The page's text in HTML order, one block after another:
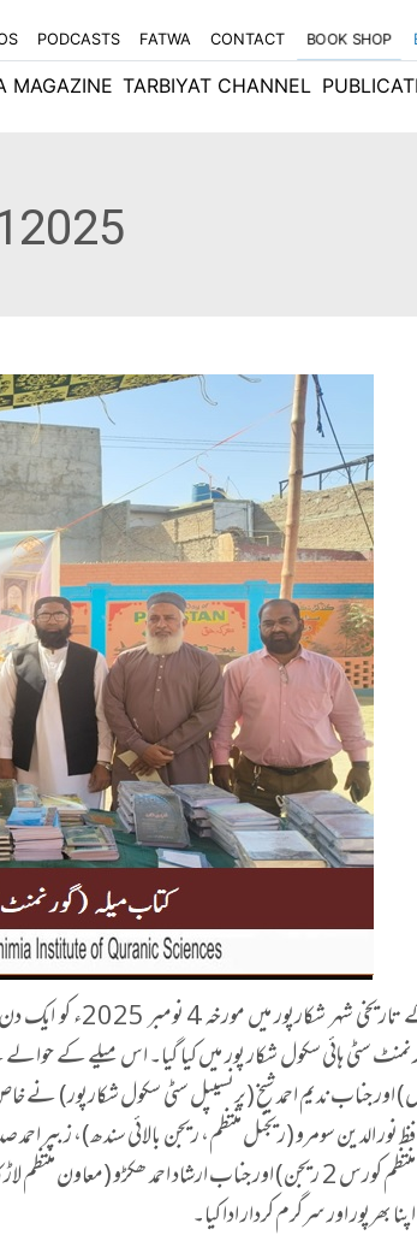
PODCASTS FATWA CONTACT BOOK SHOP
MAGAZINE TARBIYAT CHANNEL
سندھ کے تاریخی شہر
سٹی ہائی سکول شکار پور میں کیا گیا۔ اس میلے کے
اور جناب ندیم احمد شیخ (پرنسیپل سٹی سکول شکارپور)
نور الدین سومرو (ریجنل منتظم، ریجن بالائی سندھ)، زبیر احمد
(معاون منتظم کورس 2 ریجن) اور جناب ارشاد احمد ھکڑو
بھرپور اور سرگرم کردار ادا کیا۔